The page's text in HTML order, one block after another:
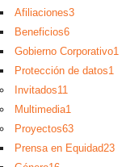
Afiliaciones3
Beneficios6
Gobierno Corporativo1
Protección de datos1
Invitados11
Multimedia1
Proyectos63
Prensa en Equidad23